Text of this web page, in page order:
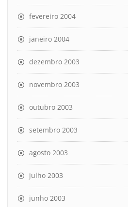
fevereiro 2004
janeiro 2004
dezembro 2003
novembro 2003
outubro 2003
setembro 2003
agosto 2003
julho 2003
junho 2003